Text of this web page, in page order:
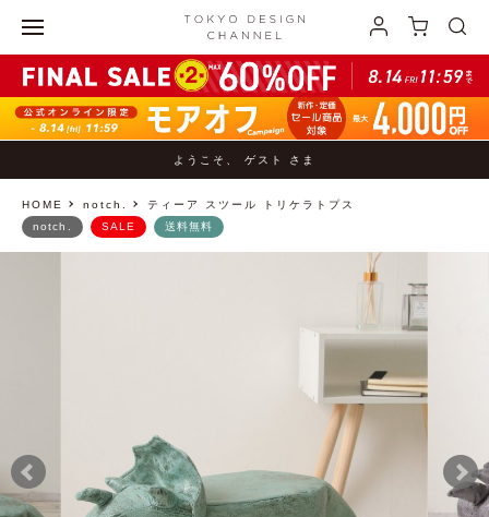
ようこそ、 ゲスト さま
HOME notch. ティーア スツール トリケラトプス
notch. SALE 送料無料